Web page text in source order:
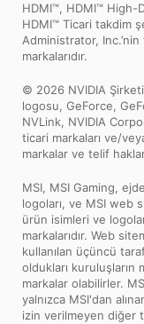
HDMI™, HDMI™
HDMI™ Ticari takdim
Administrator,
markalarıdır.
© 2026 NVIDIA
logosu, GeForce,
NVLink, NVIDIA
ticari markaları ve/
markalar ve telif
MSI, MSI Gaming,
logoları, ve MSI web
ürün isimleri ve
markalarıdır. Web
kullanılan üçüncü
oldukları kuruluşların
markalar olabilirler.
yalnızca MSI'dan
izin verilmeyen diğer